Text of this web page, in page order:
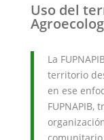
Uso del
La
territorio
en ese
FUPNAPIB,